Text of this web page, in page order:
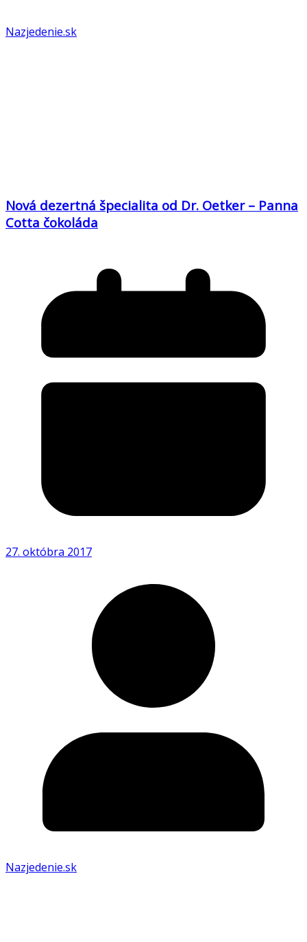
Nazjedenie.sk
Nová dezertná špecialita od Dr. Oetker – Panna
Cotta čokoláda
27. októbra 2017
Nazjedenie.sk